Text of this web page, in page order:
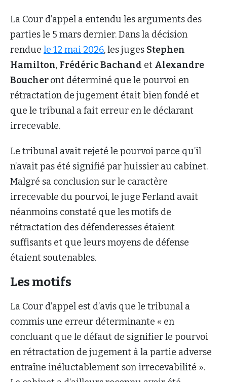
La Cour d’appel a entendu les arguments des
parties le 5 mars dernier. Dans la décision
rendue le 12 mai 2026, les juges Stephen
Hamilton, Frédéric Bachand et Alexandre
Boucheront déterminé que le pourvoi en
rétractation de jugement était bien fondé et
que le tribunal a fait erreur en le déclarant
irrecevable.
Le tribunal avait rejeté le pourvoi parce qu’il
n’avait pas été signifié par huissier au cabinet.
Malgré sa conclusion sur le caractère
irrecevable du pourvoi, le juge Ferland avait
néanmoins constaté que les motifs de
rétractation des défenderesses étaient
suffisants et que leurs moyens de défense
étaient soutenables.
Les motifs
La Cour d’appel est d’avis que le tribunal a
commis une erreur déterminante « en
concluant que le défaut de signifier le pourvoi
en rétractation de jugement à la partie adverse
entraîne inéluctablement son irrecevabilité ».